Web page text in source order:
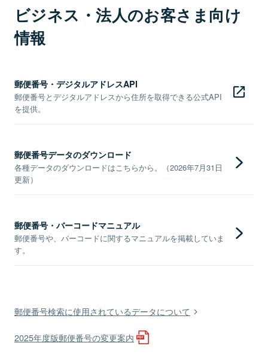
ビジネス・法人のお客さま向け
情報
郵便番号・デジタルアドレスAPI
郵便番号とデジタルアドレスから住所を取得できる公式API
を提供。
郵便番号データのダウンロード
各種データのダウンロードはこちらから。（2026年7月31日
更新）
郵便番号・バーコードマニュアル
郵便番号や、バーコードに関するマニュアルを掲載していま
す。
郵便番号検索に使用されているデータについて
2025年度版郵便番号の変更案内